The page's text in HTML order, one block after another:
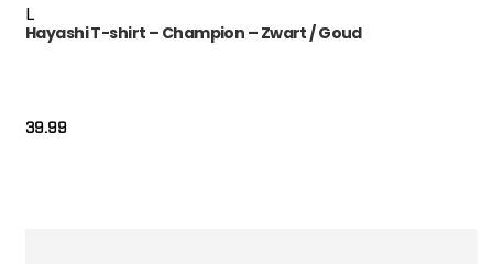
L
Hayashi T-shirt – Champion – Zwart / Goud
39.99